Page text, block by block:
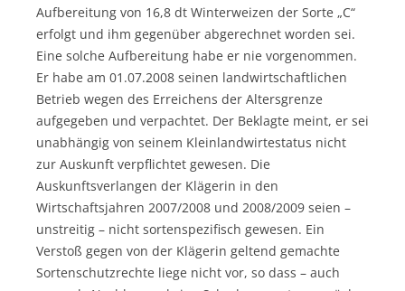
Aufbereitung von 16,8 dt Winterweizen der Sorte „C“
erfolgt und ihm gegenüber abgerechnet worden sei.
Eine solche Aufbereitung habe er nie vorgenommen.
Er habe am 01.07.2008 seinen landwirtschaftlichen
Betrieb wegen des Erreichens der Altersgrenze
aufgegeben und verpachtet. Der Beklagte meint, er sei
unabhängig von seinem Kleinlandwirtestatus nicht
zur Auskunft verpflichtet gewesen. Die
Auskunftsverlangen der Klägerin in den
Wirtschaftsjahren 2007/2008 und 2008/2009 seien –
unstreitig – nicht sortenspezifisch gewesen. Ein
Verstoß gegen von der Klägerin geltend gemachte
Sortenschutzrechte liege nicht vor, so dass – auch